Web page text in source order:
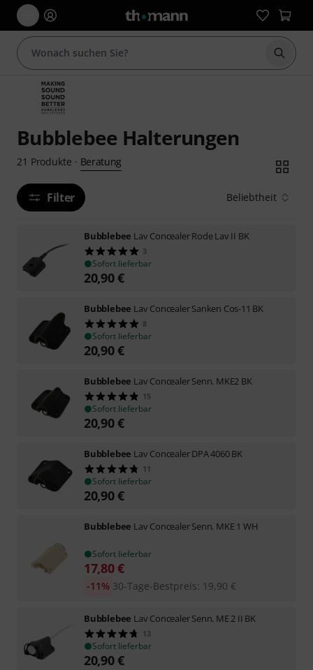
Suche
Bubblebee Halterungen
21 Produkte · Beratung
Filter Beliebtheit
Bubblebee Lav Concealer Rode Lav II BK
3
Sofort lieferbar
20,90€
Bubblebee Lav Concealer Sanken Cos-11 BK
8
Sofort lieferbar
20,90€
Bubblebee Lav Concealer Senn. MKE2 BK
15
Sofort lieferbar
20,90€
Bubblebee Lav Concealer DPA 4060 BK
11
Sofort lieferbar
20,90€
Bubblebee Lav Concealer Senn. MKE 1 WH
Sofort lieferbar
17,80€
30-Tage-Bestpreis: 19,90 €
-11%
Bubblebee Lav Concealer Senn. ME 2 II BK
13
Sofort lieferbar
20,90€